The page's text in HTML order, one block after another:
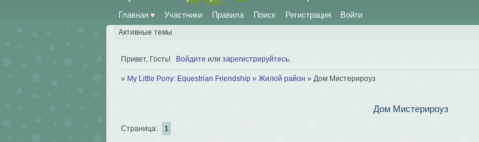
Главная ♥ Участники Правила Поиск Регистрация Войти
Активные темы
Привет, Гость! Войдите или зарегистрируйтесь
» My Little Pony: Equestrian Friendship » Жилой район » Дом Мистерироуз
Дом Мистерироуз
Страница: 1